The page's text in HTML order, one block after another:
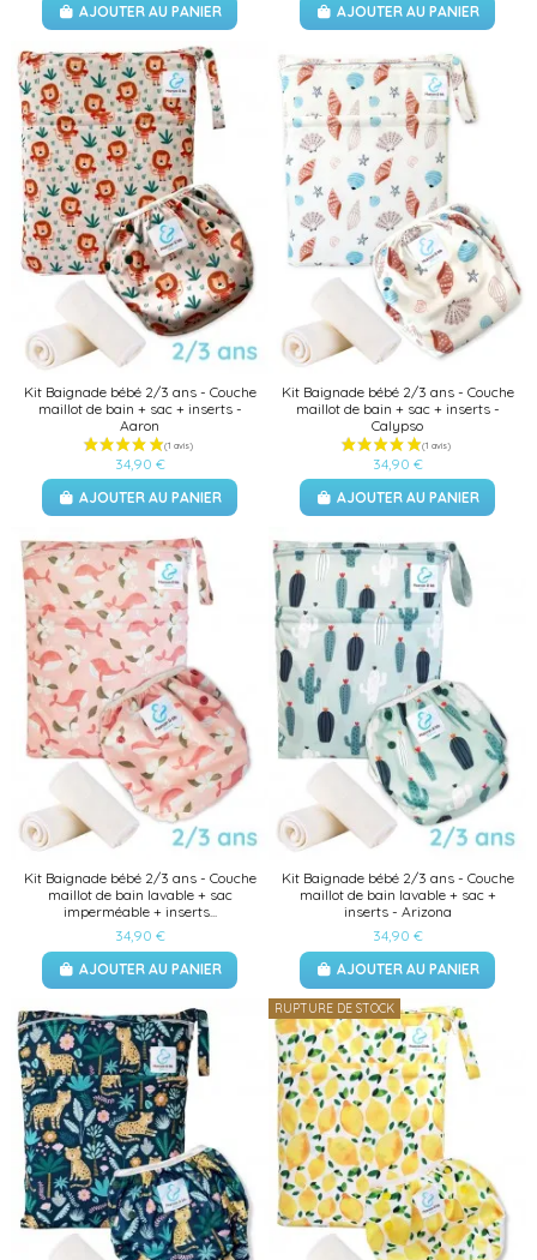
AJOUTER AU PANIER
AJOUTER AU PANIER
Kit Baignade bébé 2/3 ans - Couche
maillot de bain + sac + inserts -
Aaron
34,90 €
AJOUTER AU PANIER
Kit Baignade bébé 2/3 ans - Couche
maillot de bain + sac + inserts -
Calypso
34,90 €
AJOUTER AU PANIER
Kit Baignade bébé 2/3 ans - Couche
maillot de bain lavable + sac
imperméable + inserts...
34,90 €
AJOUTER AU PANIER
Kit Baignade bébé 2/3 ans - Couche
maillot de bain lavable + sac +
inserts - Arizona
34,90 €
AJOUTER AU PANIER
RUPTURE DE STOCK